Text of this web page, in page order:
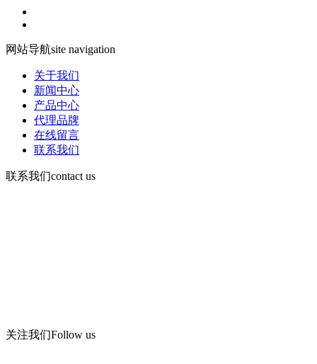
网站导航site navigation
关于我们
新闻中心
产品中心
代理品牌
在线留言
联系我们
联系我们contact us
关注我们Follow us